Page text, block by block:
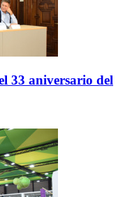
33 aniversario del